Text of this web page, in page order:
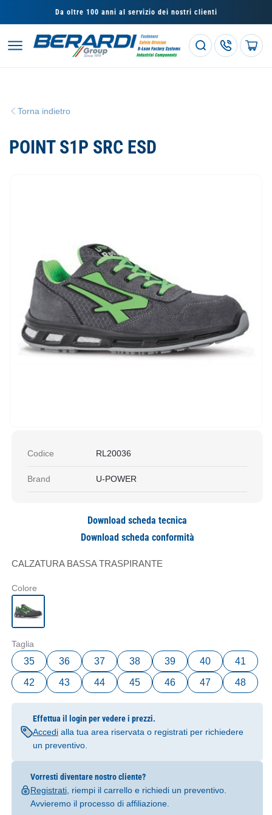
direttamente
ai contenuti
Da oltre 100 anni al servizio dei nostri clienti
Carrello
Torna indietro
POINT S1P SRC ESD
Codice RL20036
Brand U-POWER
Download scheda tecnica
Download scheda conformità
CALZATURA BASSA TRASPIRANTE
Colore
Taglia
35 36 37 38 39 40 41
42 43 44 45 46 47 48
Effettua il login per vedere i prezzi.
Accedialla tua area riservata o registrati per richiedere
un preventivo.
Vorresti diventare nostro cliente?
Registrati, riempi il carrello e richiedi un preventivo.
Avvieremo il processo di affiliazione.